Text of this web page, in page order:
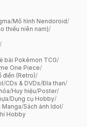
/Mô hình Nendoroid/
thiếu niên nam)/
/
bài Pokémon TCG/
One Piece/
điển (Retro)/
/CDs & DVDs/Đĩa than/
/Huy hiệu/Poster/
/Dụng cụ Hobby/
Manga/Sách ảnh Idol/
Hobby